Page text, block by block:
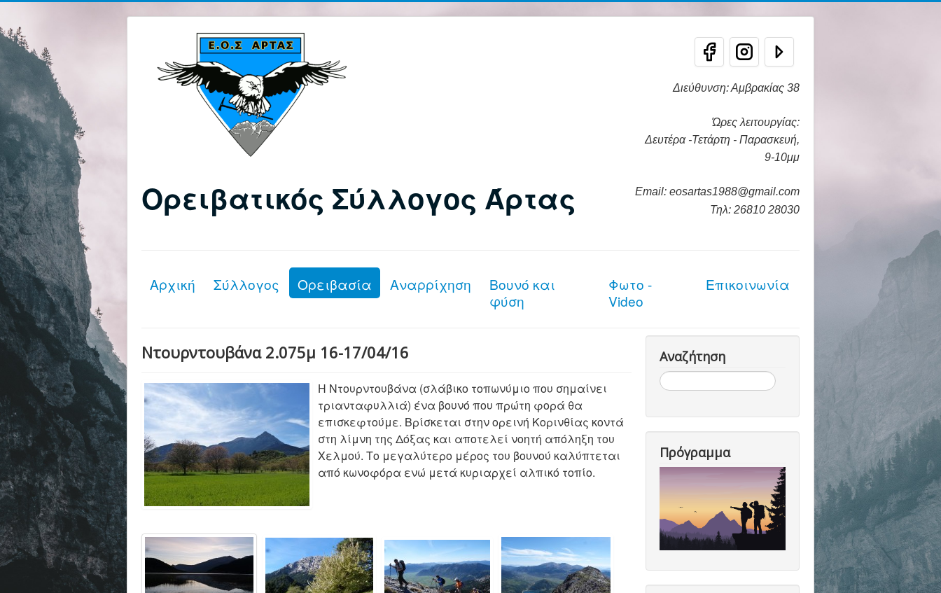
Ορειβατικός Σύλλογος Άρτας
Διεύθυνση: Αμβρακίας 38
Ώρες λειτουργίας:
Δευτέρα -Τετάρτη - Παρασκευή,
9-10μμ
Email: eosartas1988@gmail.com
Τηλ: 26810 28030
Αρχική Σύλλογος Ορειβασία Αναρρίχηση
Βουνό και
φύση
Φωτο -
Video
Επικοινωνία
Ντουρντουβάνα 2.075μ 16-17/04/16
Η Ντουρντουβάνα (σλάβικο τοπωνύμιο που σημαίνει
τριανταφυλλιά) ένα βουνό που πρώτη φορά θα
επισκεφτούμε. Βρίσκεται στην ορεινή Κορινθίας κοντά
στη λίμνη της Δόξας και αποτελεί νοητή απόληξη του
Χελμού. Το μεγαλύτερο μέρος του βουνού καλύπτεται
από κωνοφόρα ενώ μετά κυριαρχεί αλπικό τοπίο.
Αναζήτηση
Αναζήτηση...
Πρόγραμμα